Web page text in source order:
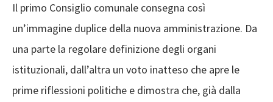
Il primo Consiglio comunale consegna così
un’immagine duplice della nuova amministrazione. Da
una parte la regolare definizione degli organi
istituzionali, dall’altra un voto inatteso che apre le
prime riflessioni politiche e dimostra che, già dalla